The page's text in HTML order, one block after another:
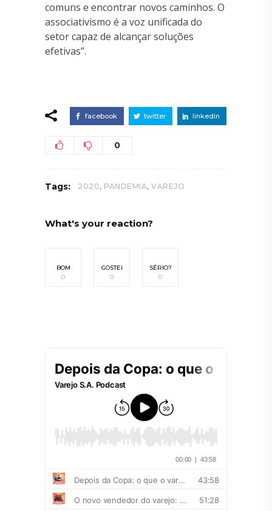
comuns e encontrar novos caminhos. O
associativismo é a voz unificada do
setor capaz de alcançar soluções
efetivas”.
facebook twitter linkedin
0
Tags: 2020, PANDEMIA, VAREJO
What's your reaction?
BOM
0
GOSTEI
0
SÉRIO?
0